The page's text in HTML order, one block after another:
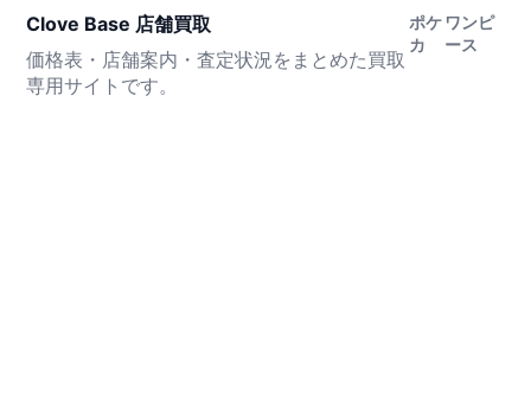
Clove Base 店舗買取
価格表・店舗案内・査定状況をまとめた買取
専用サイトです。
ポケ
カ
ワンピ
ース